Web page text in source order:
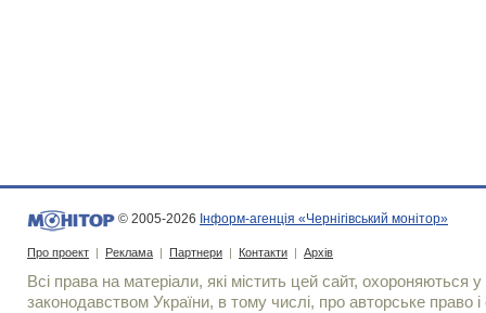
© 2005-2026 Інформ-агенція «Чернігівський монітор»
Про проект | Реклама | Партнери | Контакти | Архів
Всі права на матеріали, які містить цей сайт, охороняються у
законодавством України, в тому числі, про авторське право і